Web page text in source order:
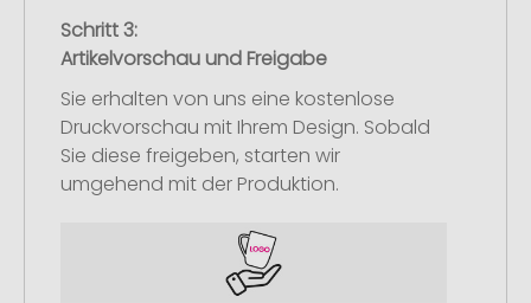
Schritt 3:
Artikelvorschau und Freigabe
Sie erhalten von uns eine kostenlose
Druckvorschau mit Ihrem Design. Sobald
Sie diese freigeben, starten wir
umgehend mit der Produktion.